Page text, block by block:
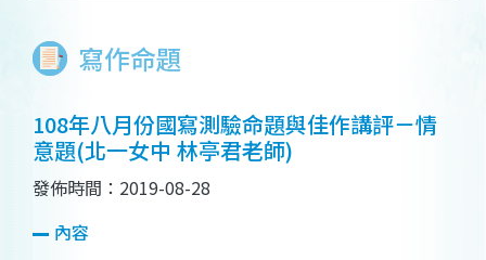
寫作命題
108年八月份國寫測驗命題與佳作講評－情
意題(北一女中 林亭君老師)
發佈時間：2019-08-28
內容